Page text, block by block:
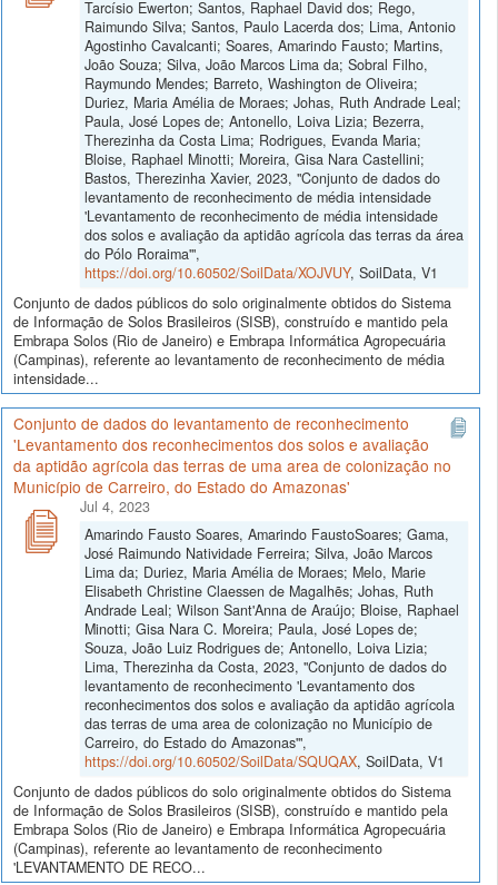
Tarcísio Ewerton; Santos, Raphael David dos; Rego,
Raimundo Silva; Santos, Paulo Lacerda dos; Lima, Antonio
Agostinho Cavalcanti; Soares, Amarindo Fausto; Martins,
João Souza; Silva, João Marcos Lima da; Sobral Filho,
Raymundo Mendes; Barreto, Washington de Oliveira;
Duriez, Maria Amélia de Moraes; Johas, Ruth Andrade Leal;
Paula, José Lopes de; Antonello, Loiva Lizia; Bezerra,
Therezinha da Costa Lima; Rodrigues, Evanda Maria;
Bloise, Raphael Minotti; Moreira, Gisa Nara Castellini;
Bastos, Therezinha Xavier, 2023, "Conjunto de dados do
levantamento de reconhecimento de média intensidade
'Levantamento de reconhecimento de média intensidade
dos solos e avaliação da aptidão agrícola das terras da área
do Pólo Roraima'",
https://doi.org/10.60502/SoilData/XOJVUY, SoilData, V1
Conjunto de dados públicos do solo originalmente obtidos do Sistema
de Informação de Solos Brasileiros (SISB), construído e mantido pela
Embrapa Solos (Rio de Janeiro) e Embrapa Informática Agropecuária
(Campinas), referente ao levantamento de reconhecimento de média
intensidade...
Conjunto de dados do levantamento de reconhecimento
'Levantamento dos reconhecimentos dos solos e avaliação
da aptidão agrícola das terras de uma area de colonização no
Município de Carreiro, do Estado do Amazonas'
Jul 4, 2023
Amarindo Fausto Soares, Amarindo FaustoSoares; Gama,
José Raimundo Natividade Ferreira; Silva, João Marcos
Lima da; Duriez, Maria Amélia de Moraes; Melo, Marie
Elisabeth Christine Claessen de Magalhẽs; Johas, Ruth
Andrade Leal; Wilson Sant'Anna de Araújo; Bloise, Raphael
Minotti; Gisa Nara C. Moreira; Paula, José Lopes de;
Souza, João Luiz Rodrigues de; Antonello, Loiva Lizia;
Lima, Therezinha da Costa, 2023, "Conjunto de dados do
levantamento de reconhecimento 'Levantamento dos
reconhecimentos dos solos e avaliação da aptidão agrícola
das terras de uma area de colonização no Município de
Carreiro, do Estado do Amazonas'",
https://doi.org/10.60502/SoilData/SQUQAX, SoilData, V1
Conjunto de dados públicos do solo originalmente obtidos do Sistema
de Informação de Solos Brasileiros (SISB), construído e mantido pela
Embrapa Solos (Rio de Janeiro) e Embrapa Informática Agropecuária
(Campinas), referente ao levantamento de reconhecimento
'LEVANTAMENTO DE RECO...